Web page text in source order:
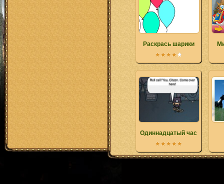
Раскрась шарики
Одиннадцатый час